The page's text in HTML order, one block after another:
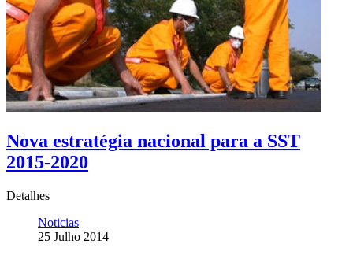
Nova estratégia nacional para a SST
2015-2020
Detalhes
Noticias
25 Julho 2014